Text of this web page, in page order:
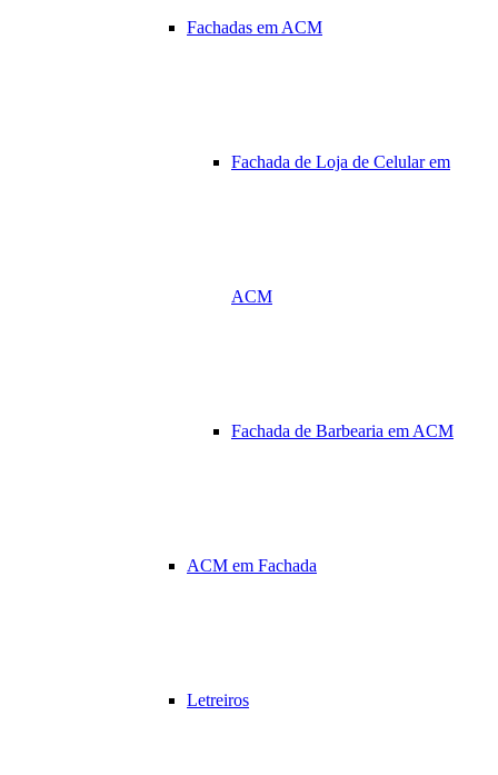
Fachadas em ACM
Fachada de Loja de Celular em
ACM
Fachada de Barbearia em ACM
ACM em Fachada
Letreiros